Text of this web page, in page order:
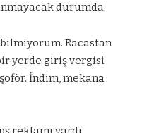
durumda.
Racastan
yerde giriş vergisi
İndim, mekana